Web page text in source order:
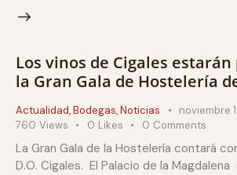
Los vinos de Cigales
la Gran Gala de Hostelería
Actualidad,Bodegas,Noticias
noviembre
760 Views 0 Likes 0 Comments
La Gran Gala de la Hostelería contará
D.O. Cigales. El Palacio de la